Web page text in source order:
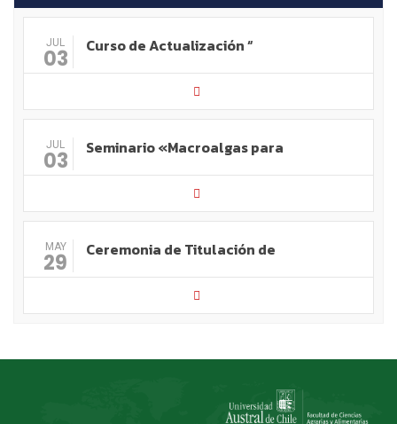
JUL
03 Curso de Actualización “
JUL
03 Seminario «Macroalgas para
MAY
29 Ceremonia de Titulación de